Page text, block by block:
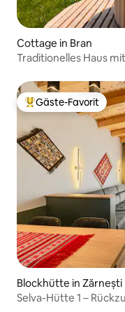
Cottage in Bran
Traditionelles Haus
Beliebter Gäste-
Gäste-Favorit
Blockhütte in Zărnești
Selva-Hütte 1 –